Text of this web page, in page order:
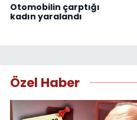
Otomobilin çarptığı
kadın yaralandı
Özel Haber